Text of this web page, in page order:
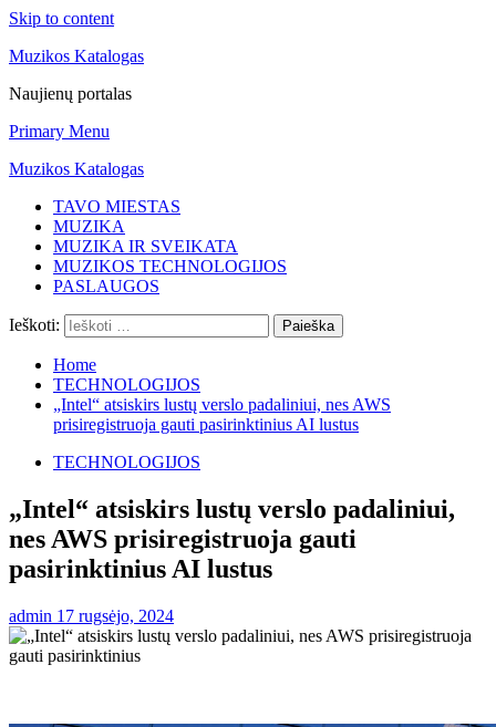
Skip to content
Muzikos Katalogas
Naujienų portalas
Primary Menu
Muzikos Katalogas
TAVO MIESTAS
MUZIKA
MUZIKA IR SVEIKATA
MUZIKOS TECHNOLOGIJOS
PASLAUGOS
Ieškoti:
Home
TECHNOLOGIJOS
„Intel“ atsiskirs lustų verslo padaliniui, nes AWS
prisiregistruoja gauti pasirinktinius AI lustus
TECHNOLOGIJOS
„Intel“ atsiskirs lustų verslo padaliniui,
nes AWS prisiregistruoja gauti
pasirinktinius AI lustus
admin 17 rugsėjo, 2024